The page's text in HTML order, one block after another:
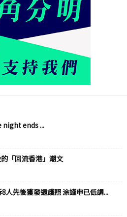
night ends ...
「回流香港」潮文
人先後獲發還護照 涂謹申已低調...